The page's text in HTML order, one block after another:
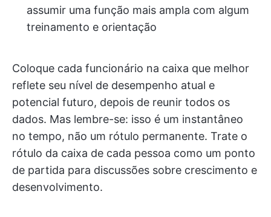
assumir uma função mais ampla com algum
treinamento e orientação
Coloque cada funcionário na caixa que melhor
reflete seu nível de desempenho atual e
potencial futuro, depois de reunir todos os
dados. Mas lembre-se: isso é um instantâneo
no tempo, não um rótulo permanente. Trate o
rótulo da caixa de cada pessoa como um ponto
de partida para discussões sobre crescimento e
desenvolvimento.